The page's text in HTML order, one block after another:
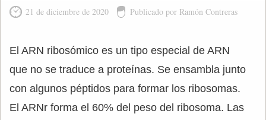
21 de diciembre de 2020 Publicado por Ramón Contreras
El ARN ribosómico es un tipo especial de ARN
que no se traduce a proteínas. Se ensambla junto
con algunos péptidos para formar los ribosomas.
El ARNr forma el 60% del peso del ribosoma. Las